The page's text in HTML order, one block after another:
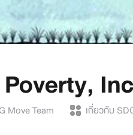
Poverty,
Move Team เกี่ยวกับ